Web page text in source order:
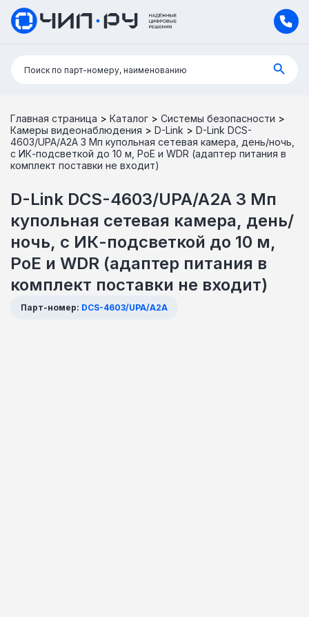
Поиск:
Поиск по парт-номеру, наименованию
Главная страница > Каталог > Системы безопасности >
Камеры видеонаблюдения > D-Link > D-Link DCS-
4603/UPA/A2A 3 Мп купольная сетевая камера, день/ночь,
c ИК-подсветкой до 10 м, PoE и WDR (адаптер питания в
комплект поставки не входит)
D-Link DCS-4603/UPA/A2A 3 Мп
купольная сетевая камера, день/
ночь, c ИК-подсветкой до 10 м,
PoE и WDR (адаптер питания в
комплект поставки не входит)
Парт-номер: DCS-4603/UPA/A2A